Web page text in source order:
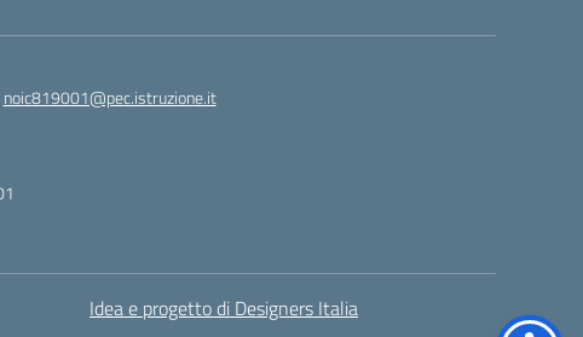
noic819001@pec.istruzione.it
Idea e progetto di Designers Italia